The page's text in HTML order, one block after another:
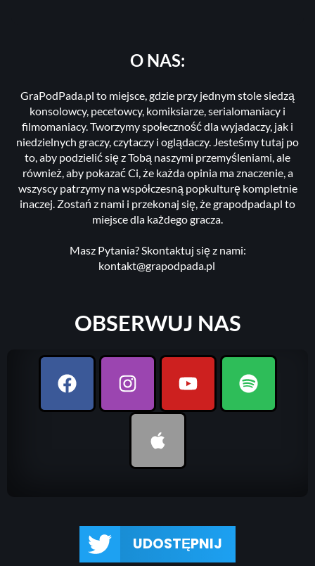
O NAS:
GraPodPada.pl to miejsce, gdzie przy jednym stole siedzą
konsolowcy, pecetowcy, komiksiarze, serialomaniacy i
filmomaniacy. Tworzymy społeczność dla wyjadaczy, jak i
niedzielnych graczy, czytaczy i oglądaczy. Jesteśmy tutaj po
to, aby podzielić się z Tobą naszymi przemyśleniami, ale
również, aby pokazać Ci, że każda opinia ma znaczenie, a
wszyscy patrzymy na współczesną popkulturę kompletnie
inaczej. Zostań z nami i przekonaj się, że grapodpada.pl to
miejsce dla każdego gracza.
Masz Pytania? Skontaktuj się z nami:
kontakt@grapodpada.pl
OBSERWUJ NAS
UDOSTĘPNIJ